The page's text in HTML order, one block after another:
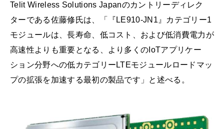
Telit Wireless Solutions Japanのカントリーディレク
ターである佐藤修氏は、「『LE910-JN1』カテゴリー1
モジュールは、長寿命、低コスト、および低消費電力が
高速性よりも重要となる、より多くのIoTアプリケー
ション分野への低カテゴリーLTEモジュールロードマッ
プの拡張を加速する最初の製品です」と述べる。